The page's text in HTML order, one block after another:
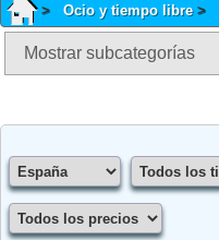
Ocio y tiempo libre
Mostrar subcategorías